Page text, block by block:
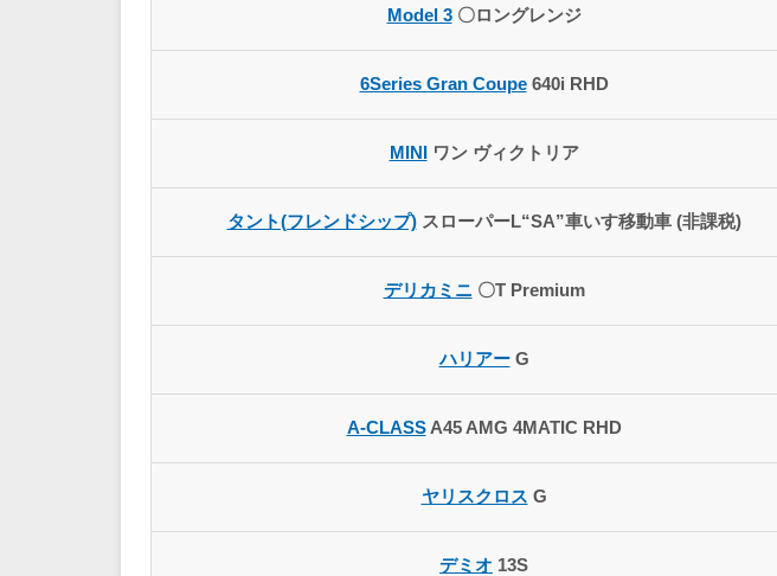
Model 3〇ロングレンジ
6Series Gran Coupe640i RHD
MINI ワン ヴィクトリア
タント(フレンドシップ)スローパーL“SA”車いす移動車 (非課税)
デリカミニ 〇T Premium
ハリアーG
A-CLASSA45 AMG 4MATIC RHD
ヤリスクロス G
デミオ 13S